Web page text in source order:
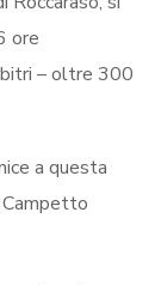
ore
– oltre 300
a questa